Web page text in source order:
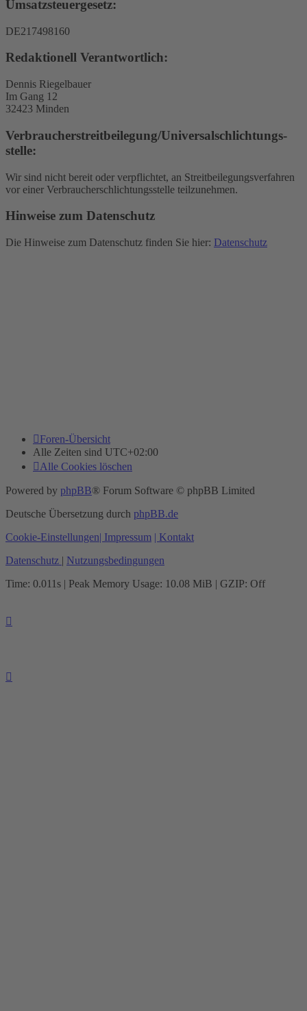
Umsatzsteuergesetz:
DE217498160
Redaktionell Verantwortlich:
Dennis Riegelbauer
Im Gang 12
32423 Minden
Verbraucher­streit­beilegung/Universal­schlichtungs­
stelle:
Wir sind nicht bereit oder verpflichtet, an Streitbeilegungsverfahren
vor einer Verbraucherschlichtungsstelle teilzunehmen.
Hinweise zum Datenschutz
Die Hinweise zum Datenschutz finden Sie hier: Datenschutz
Foren-Übersicht
Alle Zeiten sind UTC+02:00
Alle Cookies löschen
Powered by phpBB® Forum Software © phpBB Limited
Deutsche Übersetzung durch phpBB.de
Cookie-Einstellungen| Impressum | Kontakt
Datenschutz | Nutzungsbedingungen
Time: 0.011s | Peak Memory Usage: 10.08 MiB | GZIP: Off